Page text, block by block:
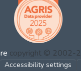
copyright © 2002-
Accessibility settings